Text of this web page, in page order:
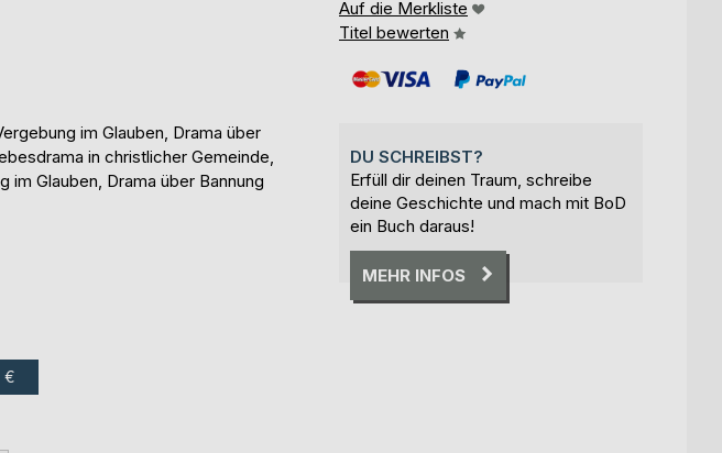
im Glauben, Drama über
in christlicher Gemeinde,
im Glauben, Drama über Bannung
€
Auf die Merkliste
Titel bewerten
DU SCHREIBST?
Erfüll dir deinen Traum, schreibe
deine Geschichte und mach mit BoD
ein Buch daraus!
MEHR INFOS